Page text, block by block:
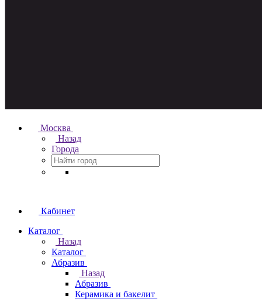
Москва
Назад
Города
Кабинет
Каталог
Назад
Каталог
Абразив
Назад
Абразив
Керамика и бакелит